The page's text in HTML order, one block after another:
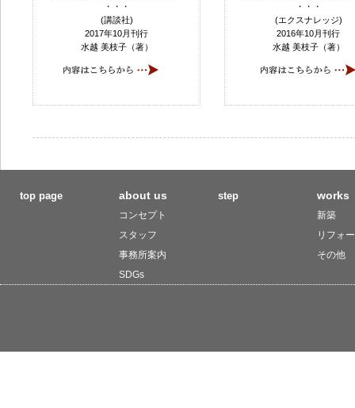
・・・
(講談社)
2017年10月刊行
水越 美枝子（著）
・・・
(エクスナレッジ)
2016年10月刊行
水越 美枝子（著）
top page about us
コンセプト
スタッフ
事務所案内
SDGs
step works
新築
リフォ
その他